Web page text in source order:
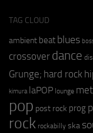
TAG CLOUD
ambient beat blues
crossover dance
Grunge; hard rock
kimura laPOP lounge
pop post rock prog
rock rockabilly ska